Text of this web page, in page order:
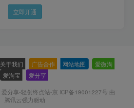
立即开通
关于我们 广告合作 网站地图 爱微淘
爱淘宝
爱分享
爱分享-轻创终点站-京 ICP备19001227号 由
腾讯云强力驱动